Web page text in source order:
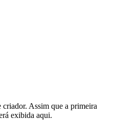
criador. Assim que a primeira
exibida aqui.